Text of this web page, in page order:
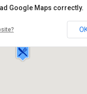
Via Laura,13
84047 CAPACCIO
Google Maps correctly.